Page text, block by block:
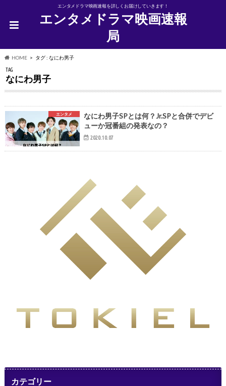
エンタメドラマ映画速報を詳しくお届けしていきます！
エンタメドラマ映画速報
局
HOME タグ : なにわ男子
TAG
なにわ男子
エンタメ
なにわ男子SPとは何？Jr.SPと合併でデビ
ューか冠番組の発表なの？
2020.10.07
カテゴリー